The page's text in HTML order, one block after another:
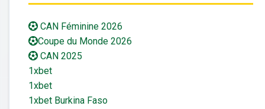
CAN Féminine 2026
Coupe du Monde 2026
CAN 2025
1xbet
1xbet
1xbet Burkina Faso